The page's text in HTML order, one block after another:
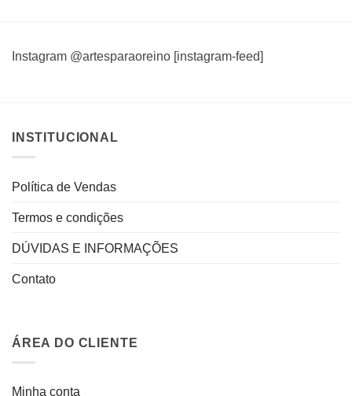
Instagram @artesparaoreino [instagram-feed]
INSTITUCIONAL
Política de Vendas
Termos e condições
DÚVIDAS E INFORMAÇÕES
Contato
ÁREA DO CLIENTE
Minha conta